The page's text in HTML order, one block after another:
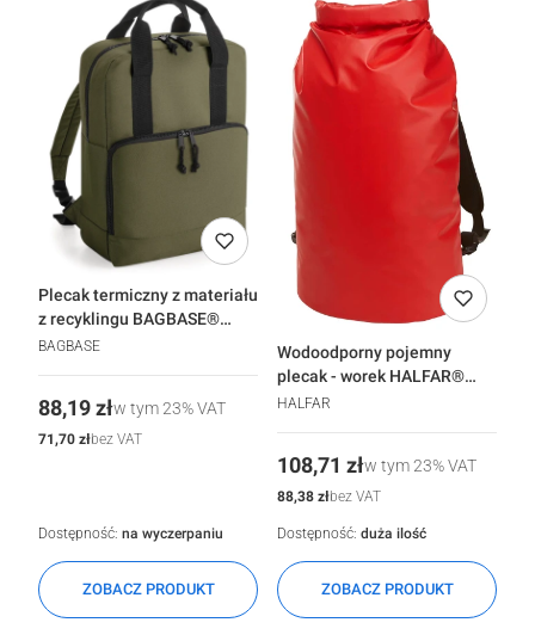
Plecak termiczny z materiału
z recyklingu BAGBASE®
Cooler
BAGBASE
Cena
88,19 złw tym23%VAT
Cena
71,70 złbez VAT
ZOBACZ PRODUKT
Dostępność: na wyczerpaniu
Wodoodporny pojemny
plecak - worek HALFAR®
Splash
HALFAR
Cena
108,71 złw tym23%VAT
Cena
88,38 złbez VAT
ZOBACZ PRODUKT
Dostępność: duża ilość